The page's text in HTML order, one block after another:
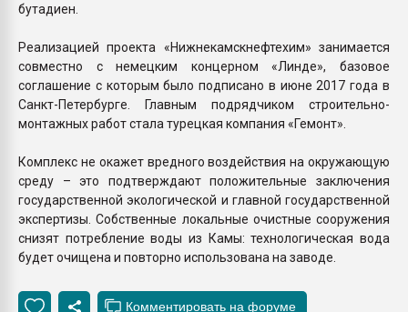
бутадиен.
Реализацией проекта «Нижнекамскнефтехим» занимается
совместно с немецким концерном «Линде», базовое
соглашение с которым было подписано в июне 2017 года в
Санкт-Петербурге. Главным подрядчиком строительно-
монтажных работ стала турецкая компания «Гемонт».
Комплекс не окажет вредного воздействия на окружающую
среду – это подтверждают положительные заключения
государственной экологической и главной государственной
экспертизы. Собственные локальные очистные сооружения
снизят потребление воды из Камы: технологическая вода
будет очищена и повторно использована на заводе.